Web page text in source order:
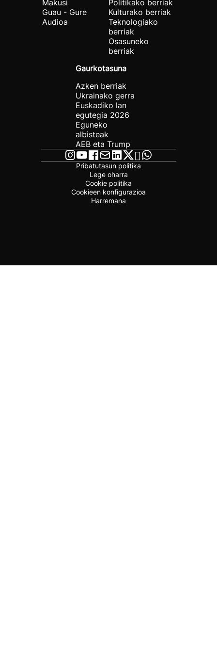
Makusi
Guau - Gure
Audioa
Politikako berriak
Kulturako berriak
Teknologiako
berriak
Osasuneko
berriak
Gaurkotasuna
Azken berriak
Ukrainako gerra
Euskadiko lan
egutegia 2026
Eguneko
albisteak
AEB eta Trump
Pribatutasun politika
Lege oharra
Cookie politika
Cookieen konfigurazioa
Harremana